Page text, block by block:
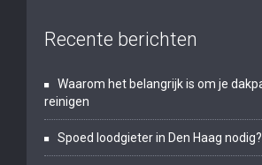
Recente berichten
Waarom het belangrijk is om je
reinigen
Spoed loodgieter in Den Haag nodig?